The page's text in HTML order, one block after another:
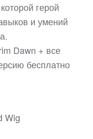
герой
и умений
Dawn + все
бесплатно
Wig